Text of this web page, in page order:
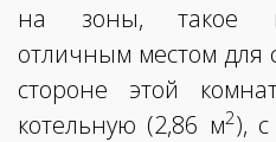
на зоны, такое
отличным местом для
стороне этой
котельную (2,86 м2),